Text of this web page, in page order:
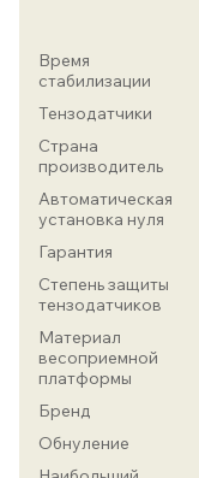
Время
стабилизации
Тензодатчики
Страна
производитель
Автоматическая
установка нуля
Гарантия
Степень защиты
тензодатчиков
Материал
весоприемной
платформы
Бренд
Обнуление